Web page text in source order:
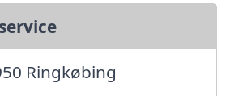
Ringkøbing